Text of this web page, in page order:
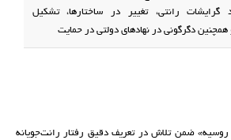
رانتی، تغییر در ساختارها، تشکیل
دگرگونی در نهادهای دولتی در حمایت
روسیه» ضمن تلاش در تعریف دقیق رفتار رانت‌جویانه